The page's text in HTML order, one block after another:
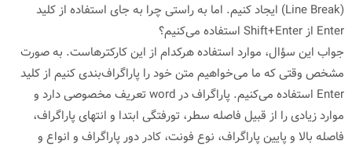
(Line Break) ایجاد کنیم. اما به راستی چرا به جای استفاده از کلید
Enter از Shift+Enter‌ استفاده می‌کنیم؟
جواب این سؤال، موارد استفاده هرکدام از این کارکترهاست. به صورت
مشخص وقتی که ما می‌خواهیم متن خود را پاراگراف‌بندی کنیم از کلید
Enter‌ استفاده می‌کنیم. پاراگراف در word تعریف مخصوصی دارد و
موارد زیادی را از قبیل فاصله سطر، تورفتگی ابتدا و انتهای پاراگراف،
فاصله بالا و پایین پاراگراف، نوع فونت، کادر دور پاراگراف و انواع و